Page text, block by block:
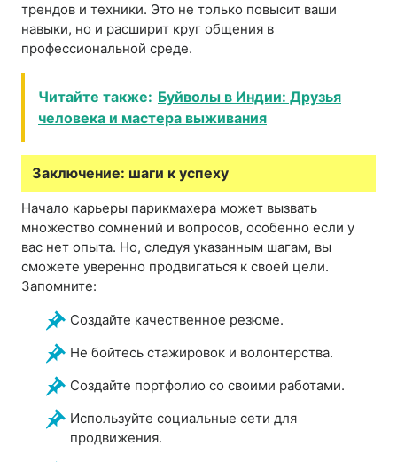
трендов и техники. Это не только повысит ваши
навыки, но и расширит круг общения в
профессиональной среде.
Читайте также: Буйволы в Индии: Друзья
человека и мастера выживания
Заключение: шаги к успеху
Начало карьеры парикмахера может вызвать
множество сомнений и вопросов, особенно если у
вас нет опыта. Но, следуя указанным шагам, вы
сможете уверенно продвигаться к своей цели.
Запомните:
Создайте качественное резюме.
Не бойтесь стажировок и волонтерства.
Создайте портфолио со своими работами.
Используйте социальные сети для
продвижения.